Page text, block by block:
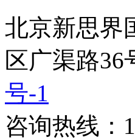
北京新思界
区广渠路
号-1
咨询热线：